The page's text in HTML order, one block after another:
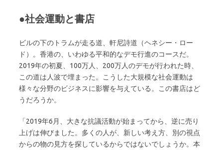
●社会運動と書店
ビルの下のトラムが走る道、軒尼詩道（ヘネシー・ロー
ド）。香港の、いわゆる平和的なデモ行進のコースだ。
2019年の初夏、100万人、200万人のデモが行われた時、
この道は人波で埋まった。こうした大規模な社会運動は
様々な分野のビジネスに影響を与えている。この書店はど
うだろうか。
「2019年6月、大きな抗議活動が始まってから、逆に売り
上げは伸びました。多くの人が、新しい考え方、別の視点
からの物の見方を探しているからではないでしょうか。本